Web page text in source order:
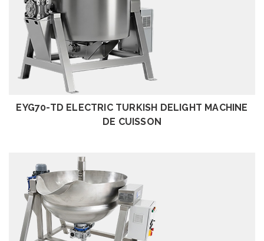
EXAMEN
EYG70-TD ELECTRIC TURKISH DELIGHT MACHINE
DE CUISSON